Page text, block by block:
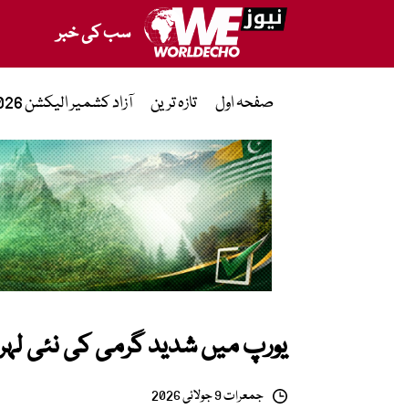
سب کی خبر
صفحہ اول تازہ ترین آزاد کشمیر الیکشن 2026
یورپ میں شدید گرمی کی نئی لہر
جمعرات 9 جولائی 2026